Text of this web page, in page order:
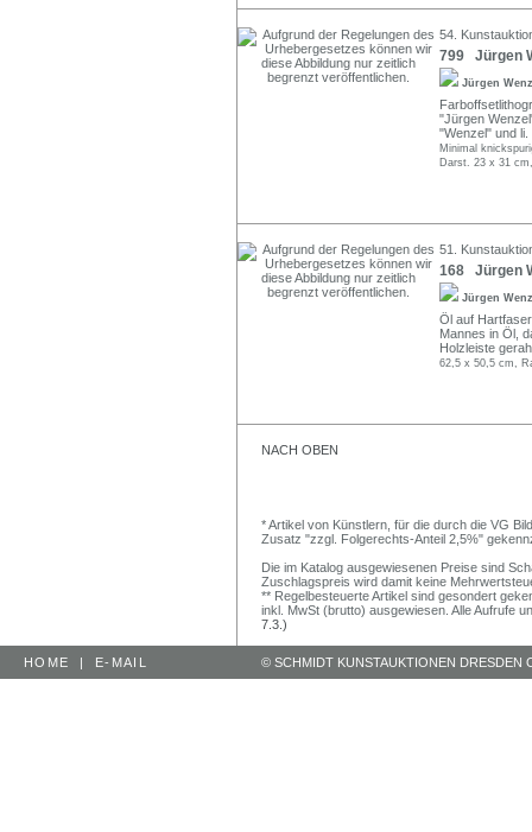
54.
799 Jürgen
Jürgen
"Jürgen
"Wenzel" und
Minimal
Darst. 23 x 31
51.
168 Jürgen
Jürgen
Öl auf
Mannes in Öl,
Holzleiste
62,5 x 50,5 cm,
NACH OBEN
* Artikel von Künstlern, für die durch die VG
Zusatz "zzgl. Folgerechts-Anteil 2,5%"
Die im Katalog ausgewiesenen Preise sind
Zuschlagspreis wird damit keine
** Regelbesteuerte Artikel sind gesondert
inkl. MwSt (brutto) ausgewiesen. Alle Aufrufe
7.3.)
HOME | E-MAIL © SCHMIDT KUNSTAUKTIONEN DRESDEN